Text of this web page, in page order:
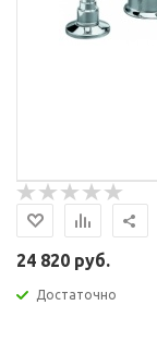
24 820 руб.
Достаточно